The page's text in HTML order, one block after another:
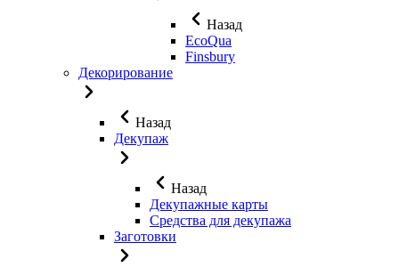
Назад
EcoQua
Finsbury
Декорирование
Назад
Декупаж
Назад
Декупажные карты
Средства для декупажа
Заготовки